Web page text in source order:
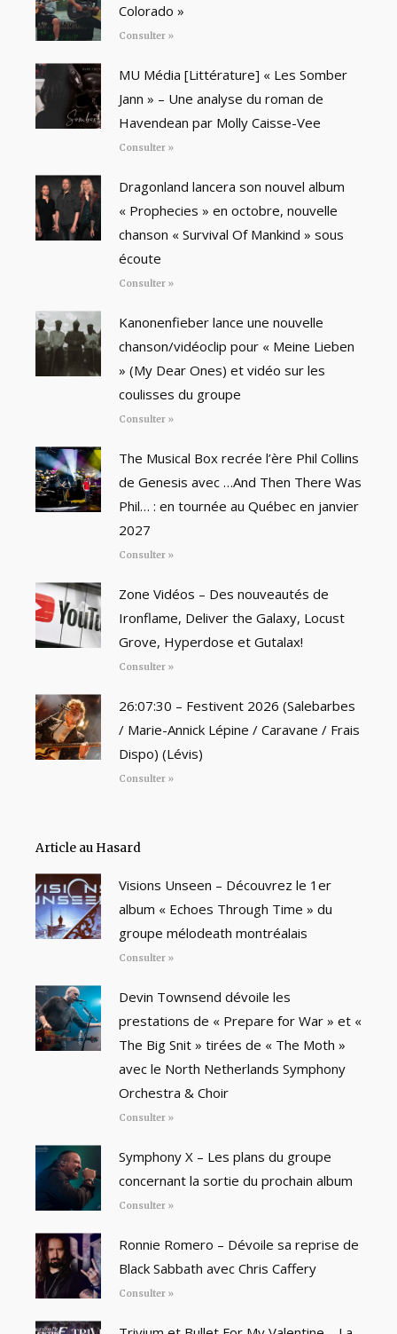
Colorado »
Consulter »
MU Média [Littérature] « Les Somber
Jann » – Une analyse du roman de
Havendean par Molly Caisse-Vee
Consulter »
Dragonland lancera son nouvel album
« Prophecies » en octobre, nouvelle
chanson « Survival Of Mankind » sous
écoute
Consulter »
Kanonenfieber lance une nouvelle
chanson/vidéoclip pour « Meine Lieben
» (My Dear Ones) et vidéo sur les
coulisses du groupe
Consulter »
The Musical Box recrée l’ère Phil Collins
de Genesis avec …And Then There Was
Phil… : en tournée au Québec en janvier
2027
Consulter »
Zone Vidéos – Des nouveautés de
Ironflame, Deliver the Galaxy, Locust
Grove, Hyperdose et Gutalax!
Consulter »
26:07:30 – Festivent 2026 (Salebarbes
/ Marie-Annick Lépine / Caravane / Frais
Dispo) (Lévis)
Consulter »
Article au Hasard
Visions Unseen – Découvrez le 1er
album « Echoes Through Time » du
groupe mélodeath montréalais
Consulter »
Devin Townsend dévoile les
prestations de « Prepare for War » et «
The Big Snit » tirées de « The Moth »
avec le North Netherlands Symphony
Orchestra & Choir
Consulter »
Symphony X – Les plans du groupe
concernant la sortie du prochain album
Consulter »
Ronnie Romero – Dévoile sa reprise de
Black Sabbath avec Chris Caffery
Consulter »